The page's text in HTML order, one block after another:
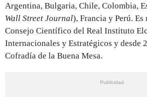
Argentina, Bulgaria, Chile, Colombia,
Wall Street Journal), Francia y Perú.
Consejo Científico del Real Instituto
Internacionales y Estratégicos y desde
Cofradía de la Buena Mesa.